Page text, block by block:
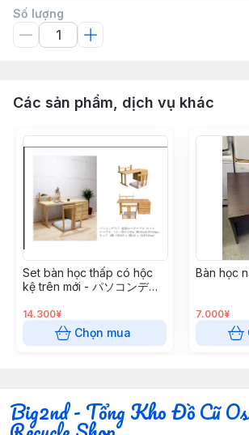
Số lượng
Các sản phẩm, dịch vụ khác
Set bàn học thấp có hộc
kệ trên mới - パソコンデス
14.300¥
Chọn mua
Bàn học
7.000¥
Big2nd - Tổng Kho Đồ Cũ